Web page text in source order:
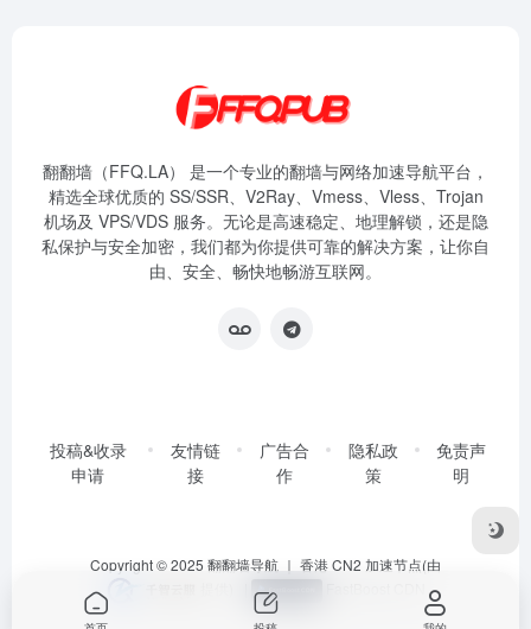
翻翻墙（FFQ.LA） 是一个专业的翻墙与网络加速导航平台，
精选全球优质的 SS/SSR、V2Ray、Vmess、Vless、Trojan
机场及 VPS/VDS 服务。无论是高速稳定、地理解锁，还是隐
私保护与安全加密，我们都为你提供可靠的解决方案，让你自
由、安全、畅快地畅游互联网。
投稿&收录
申请
友情链
接
广告合
作
隐私政
策
免责声
明
Copyright © 2025 翻翻墙导航 ｜ 香港 CN2 加速节点(由